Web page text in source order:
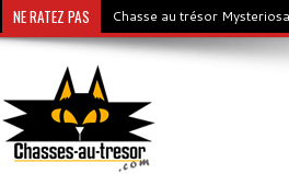
NE RATEZ PAS Chasse au trésor